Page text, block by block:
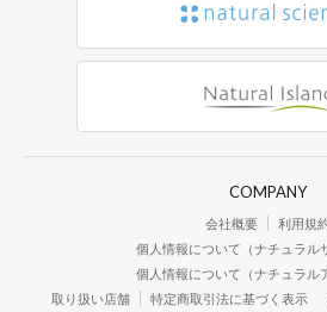
COMPANY
会社概要
利用規
個人情報について（ナチュラル
個人情報について（ナチュラル
取り扱い店舗
特定商取引法に基づく表示